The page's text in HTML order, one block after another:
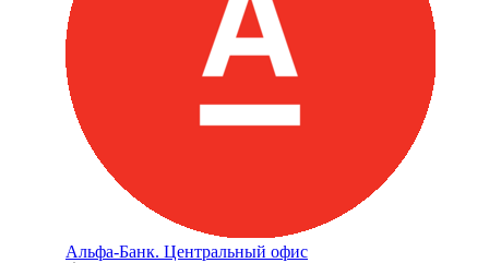
Альфа-Банк. Центральный офис